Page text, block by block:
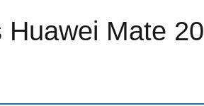
Mate 20